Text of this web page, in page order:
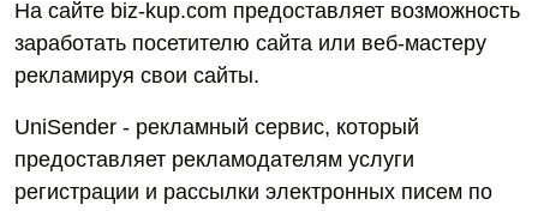
На сайте biz-kup.com предоставляет возможность
заработать посетителю сайта или веб-мастеру
рекламируя свои сайты.
UniSender - рекламный сервис, который
предоставляет рекламодателям услуги
регистрации и рассылки электронных писем по